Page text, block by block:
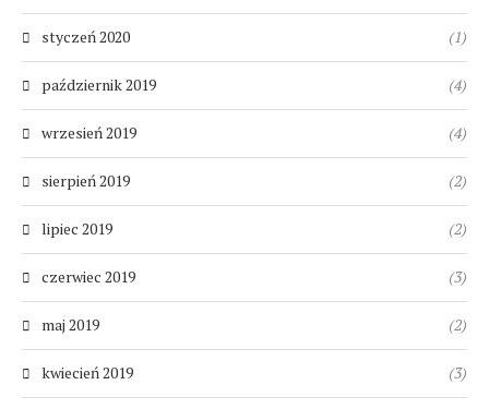
styczeń 2020 (1)
październik 2019 (4)
wrzesień 2019 (4)
sierpień 2019 (2)
lipiec 2019 (2)
czerwiec 2019 (3)
maj 2019 (2)
kwiecień 2019 (3)